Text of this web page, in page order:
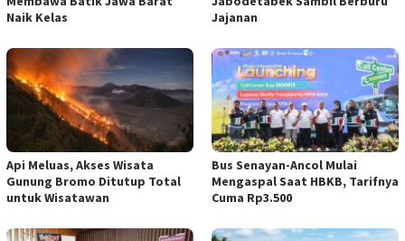
Naik Kelas
Jajanan
Api Meluas, Akses Wisata
Gunung Bromo Ditutup Total
untuk Wisatawan
Bus Senayan-Ancol Mulai
Mengaspal Saat HBKB, Tarifnya
Cuma Rp3.500